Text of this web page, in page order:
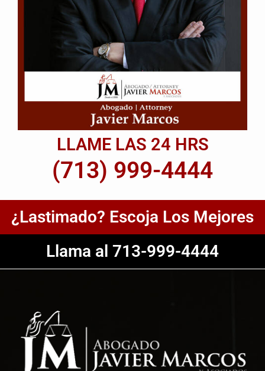
LLAME LAS 24 HRS
(713) 999-4444
¿Lastimado? Escoja Los Mejores
Llama al 713-999-4444